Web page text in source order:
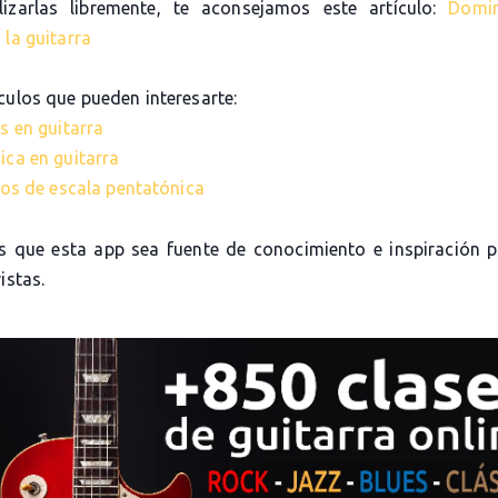
libremente, te aconsejamos este artículo:
la guitarra
que pueden interesarte:
en guitarra
en guitarra
de escala pentatónica
que esta app sea fuente de conocimiento e inspiración